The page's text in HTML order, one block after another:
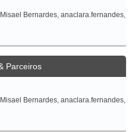
Misael Bernardes, anaclara.fernandes,
Parceiros
Misael Bernardes, anaclara.fernandes,